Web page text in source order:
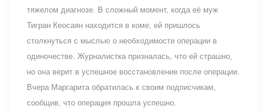
тяжелом диагнозе. В сложный момент, когда её муж
Тигран Кеосаян находится в коме, ей пришлось
столкнуться с мыслью о необходимости операции в
одиночестве. Журналистка призналась, что ей страшно,
но она верит в успешное восстановление после операции.
Вчера Маргарита обратилась к своим подписчикам,
сообщив, что операция прошла успешно.